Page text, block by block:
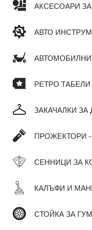
АКСЕСОАРИ
АВТО
АВТОМОБИЛНИ
РЕТРО
ЗАКАЧАЛКИ ЗА
ПРОЖЕКТОРИ
СЕННИЦИ ЗА
КАЛЪФИ И
СТОЙКА ЗА